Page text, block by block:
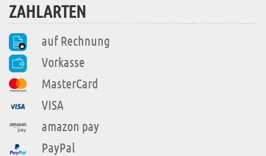
ZAHLARTEN
auf Rechnung
Vorkasse
MasterCard
VISA
amazon pay
PayPal